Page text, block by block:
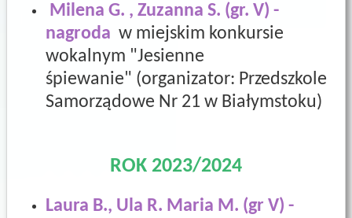
Milena G. , Zuzanna S. (gr. V) -
nagroda w miejskim konkursie
wokalnym "Jesienne
śpiewanie" (organizator: Przedszkole
Samorządowe Nr 21 w Białymstoku)
ROK 2023/2024
Laura B., Ula R. Maria M. (gr V) -